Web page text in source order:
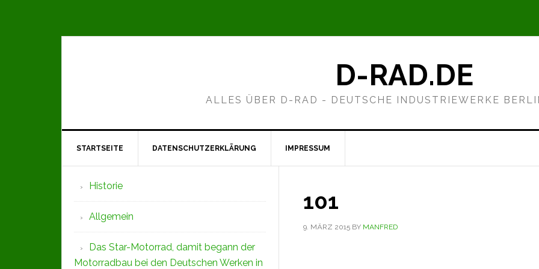
D-RAD.DE
ALLES ÜBER D-RAD - DEUTSCHE INDUSTRIEWERKE
STARTSEITE DATENSCHUTZERKLÄRUNG IMPRESSUM
101
9. MÄRZ 2015 BY MANFRED
Seitenspalte
Historie
Allgemein
Das Star-Motorrad, damit begann der
Motorradbau bei den Deutschen Werken in